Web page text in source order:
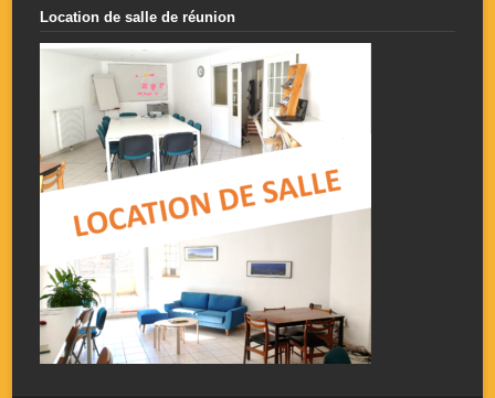
Location de salle de réunion